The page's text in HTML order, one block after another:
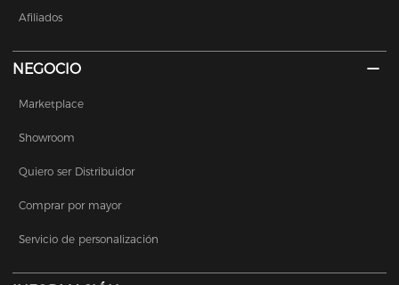
Afiliados
NEGOCIO
Marketplace
Showroom
Quiero ser Distribuidor
Comprar por mayor
Servicio de personalización